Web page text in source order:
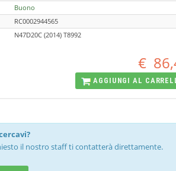
Buono
RC0002944565
N47D20C (2014) T8992
€
AGGIUNGI AL
il nostro staff ti contatterà direttamente.